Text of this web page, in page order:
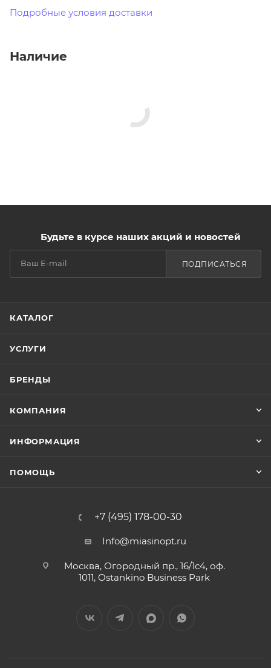
Подробные условия доставки
Наличие
Будьте в курсе наших акций и новостей
ПОДПИСАТЬСЯ
КАТАЛОГ
УСЛУГИ
БРЕНДЫ
КОМПАНИЯ
ИНФОРМАЦИЯ
ПОМОЩЬ
+7 (495) 178-00-30
Info@miasinopt.ru
Москва, Огородный пр., 16/1с4, оф.
1011, Ostankino Business Park